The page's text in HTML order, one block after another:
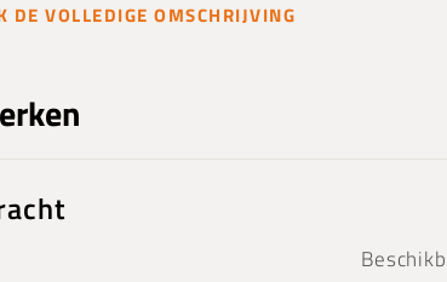
DE VOLLEDIGE OMSCHRIJVING